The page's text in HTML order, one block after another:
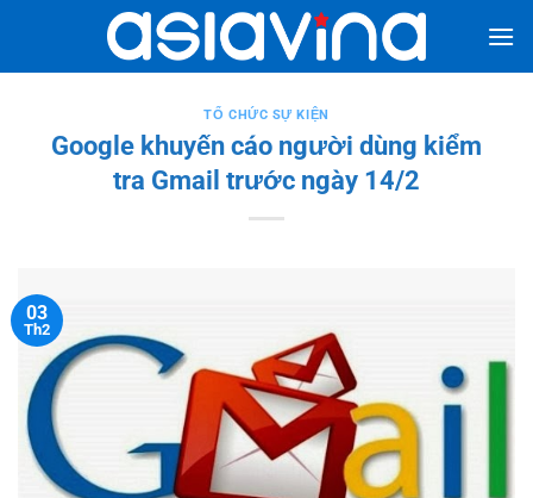
nội
TỔ CHỨC SỰ KIỆN
Google khuyến cáo người dùng kiểm
tra Gmail trước ngày 14/2
03
Th2